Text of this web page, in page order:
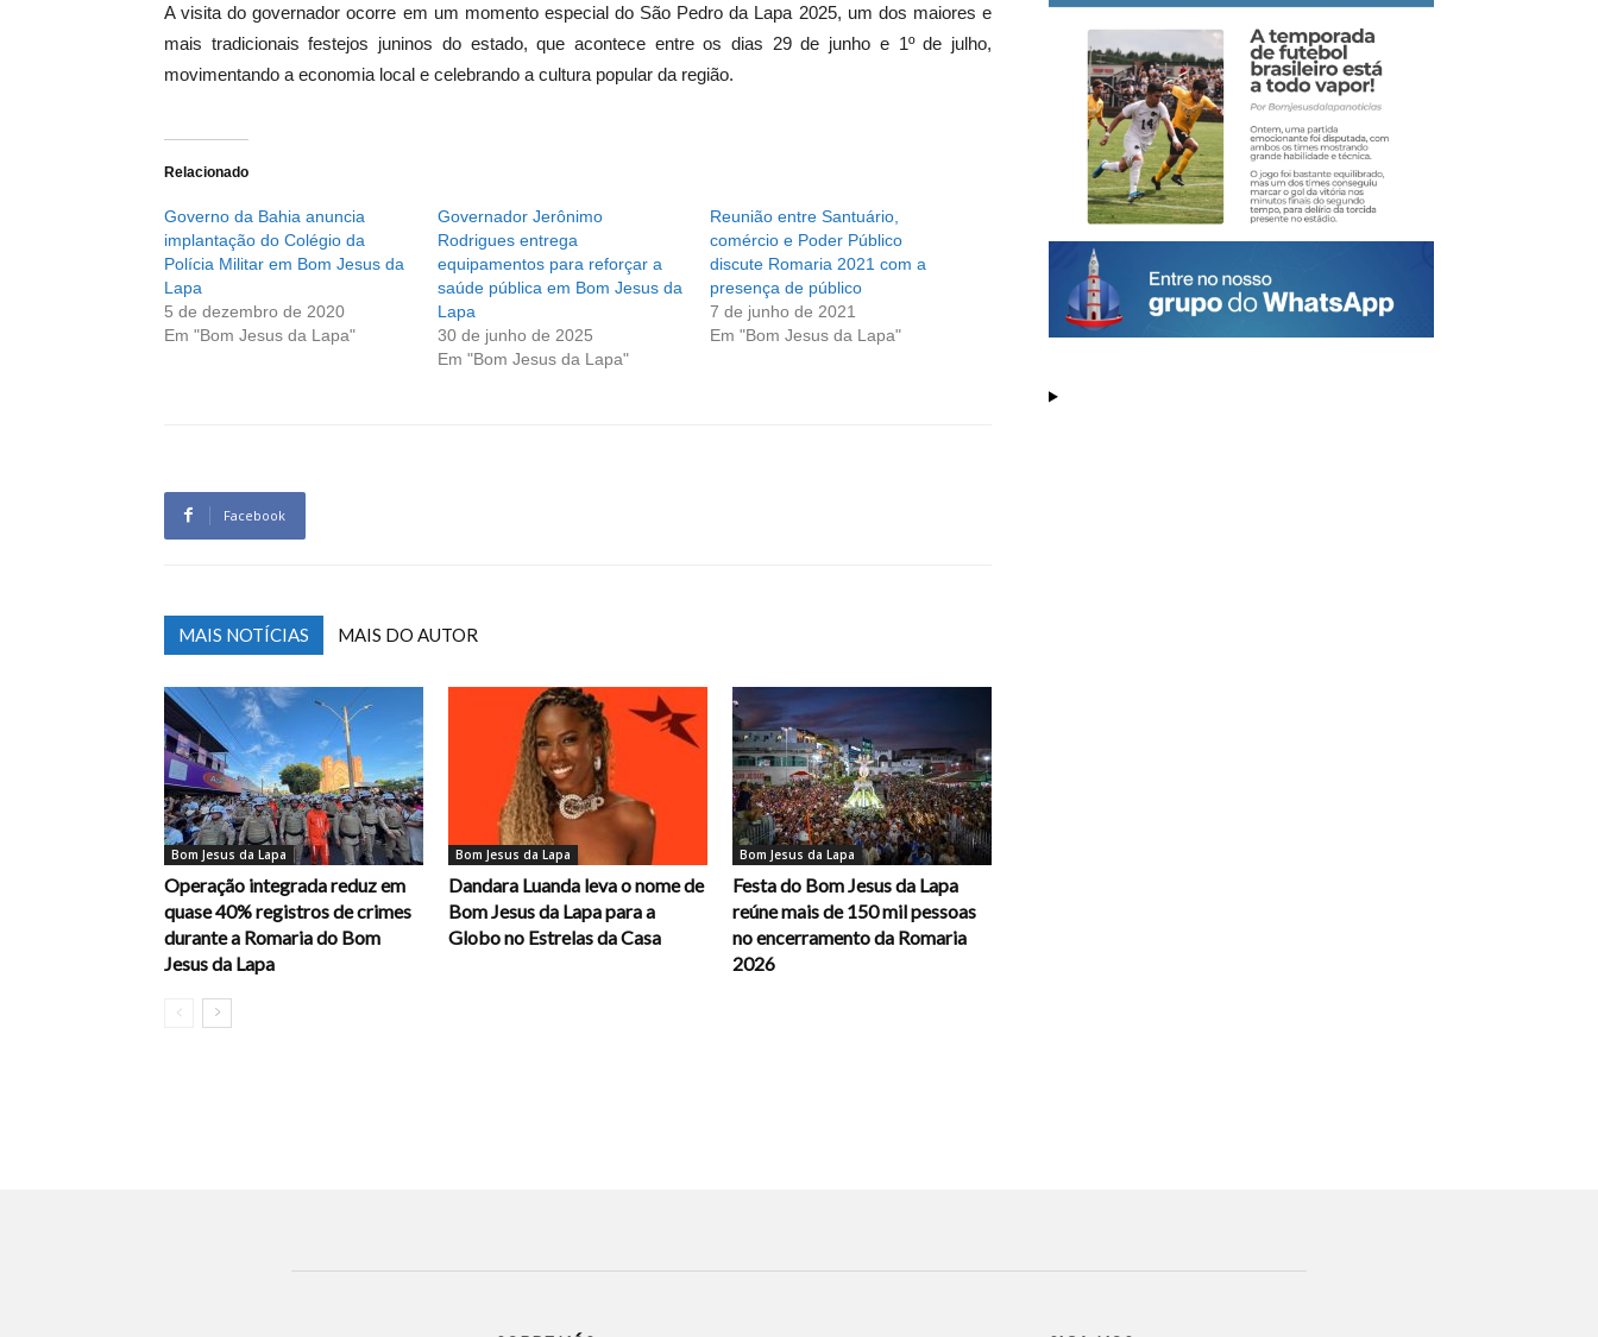
A visita do governador ocorre em um momento especial do São Pedro da Lapa 2025, um dos maiores e
mais tradicionais festejos juninos do estado, que acontece entre os dias 29 de junho e 1º de julho,
movimentando a economia local e celebrando a cultura popular da região.
Relacionado
Governo da Bahia anuncia
implantação do Colégio da
Polícia Militar em Bom Jesus da
Lapa
5 de dezembro de 2020
Em "Bom Jesus da Lapa"
Governador Jerônimo
Rodrigues entrega
equipamentos para reforçar a
saúde pública em Bom Jesus da
Lapa
30 de junho de 2025
Em "Bom Jesus da Lapa"
Reunião entre Santuário,
comércio e Poder Público
discute Romaria 2021 com a
presença de público
7 de junho de 2021
Em "Bom Jesus da Lapa"
Facebook
MAIS NOTÍCIAS MAIS DO AUTOR
Bom Jesus da Lapa
Operação integrada reduz em
quase 40% registros de crimes
durante a Romaria do Bom
Jesus da Lapa
Bom Jesus da Lapa
Dandara Luanda leva o nome de
Bom Jesus da Lapa para a
Globo no Estrelas da Casa
Bom Jesus da Lapa
Festa do Bom Jesus da Lapa
reúne mais de 150 mil pessoas
no encerramento da Romaria
2026